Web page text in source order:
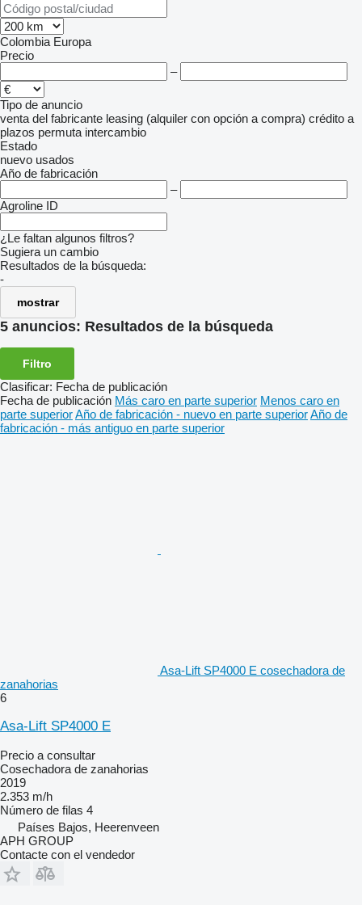
Colombia Europa
Precio
–
Tipo de anuncio
venta del fabricante leasing (alquiler con opción a compra) crédito a
plazos permuta intercambio
Estado
nuevo usados
Año de fabricación
–
Agroline ID
¿Le faltan algunos filtros?
Sugiera un cambio
Resultados de la búsqueda:
-
mostrar
5 anuncios: Resultados de la búsqueda
Filtro
Clasificar: Fecha de publicación
Fecha de publicación Más caro en parte superior Menos caro en
parte superiorAño de fabricación - nuevo en parte superiorAño de
fabricación - más antiguo en parte superior
Asa-Lift SP4000 E cosechadora de
zanahorias
6
Asa-Lift SP4000 E
Precio a consultar
Cosechadora de zanahorias
2019
2.353 m/h
Número de filas 4
Países Bajos, Heerenveen
APH GROUP
Contacte con el vendedor